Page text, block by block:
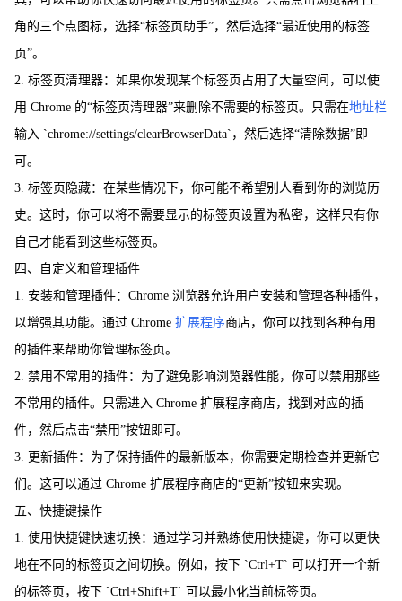
角的三个点图标，选择“标签页助手”，然后选择“最近使用的标签
页”。
2. 标签页清理器：如果你发现某个标签页占用了大量空间，可以使
用 Chrome 的“标签页清理器”来删除不需要的标签页。只需在地址栏
输入 `chrome://settings/clearBrowserData`，然后选择“清除数据”即
可。
3. 标签页隐藏：在某些情况下，你可能不希望别人看到你的浏览历
史。这时，你可以将不需要显示的标签页设置为私密，这样只有你
自己才能看到这些标签页。
四、自定义和管理插件
1. 安装和管理插件：Chrome 浏览器允许用户安装和管理各种插件，
以增强其功能。通过 Chrome 扩展程序商店，你可以找到各种有用
的插件来帮助你管理标签页。
2. 禁用不常用的插件：为了避免影响浏览器性能，你可以禁用那些
不常用的插件。只需进入 Chrome 扩展程序商店，找到对应的插
件，然后点击“禁用”按钮即可。
3. 更新插件：为了保持插件的最新版本，你需要定期检查并更新它
们。这可以通过 Chrome 扩展程序商店的“更新”按钮来实现。
五、快捷键操作
1. 使用快捷键快速切换：通过学习并熟练使用快捷键，你可以更快
地在不同的标签页之间切换。例如，按下 `Ctrl+T` 可以打开一个新
的标签页，按下 `Ctrl+Shift+T` 可以最小化当前标签页。